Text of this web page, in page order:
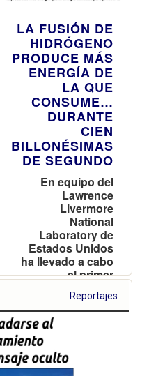
LA FUSIÓN DE
HIDRÓGENO
PRODUCE MÁS
ENERGÍA DE
LA QUE
CONSUME…
DURANTE
CIEN
BILLONÉSIMAS
DE SEGUNDO
En equipo del
Lawrence
Livermore
National
Laboratory de
Estados Unidos
ha llevado a cabo
el primer
experimento
controlado de
fusión que ha
producido más
energía que la
energía utilizada
para producirla
Reportajes